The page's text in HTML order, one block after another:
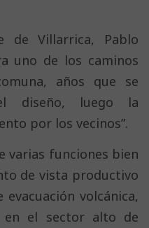
de Villarrica, Pablo
uno de los caminos
años que se
diseño, luego la
por los vecinos”.
varias funciones bien
de vista productivo
volcánica,
el sector alto de